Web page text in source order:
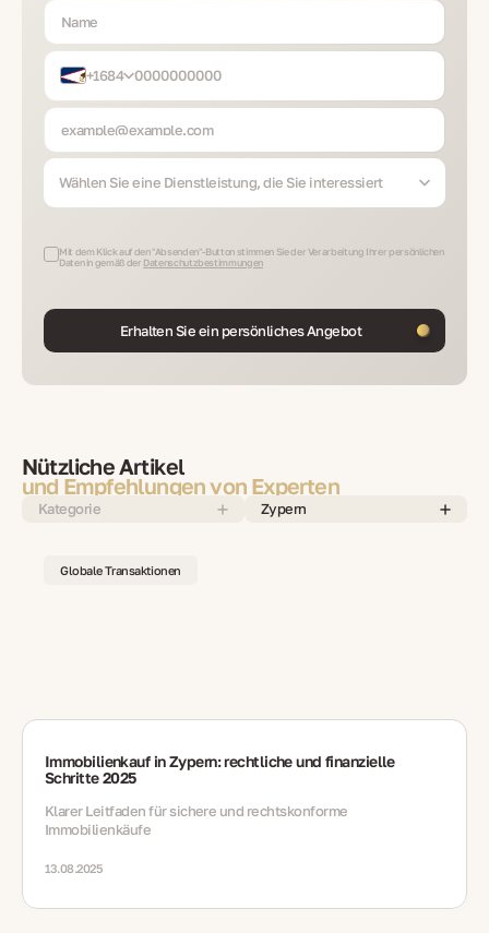
+1684
Wählen Sie eine Dienstleistung, die Sie interessiert
Mit dem Klick auf den "Absenden"-Button stimmen Sie der Verarbeitung Ihrer persönlichen
Daten in gemäß der Datenschutzbestimmungen
Erhalten Sie ein persönliches Angebot
Nützliche Artikel
und Empfehlungen von Experten
Kategorie Zypern
Globale Transaktionen
Immobilienkauf in Zypern: rechtliche und finanzielle
Schritte 2025
Klarer Leitfaden für sichere und rechtskonforme
Immobilienkäufe
13.08.2025